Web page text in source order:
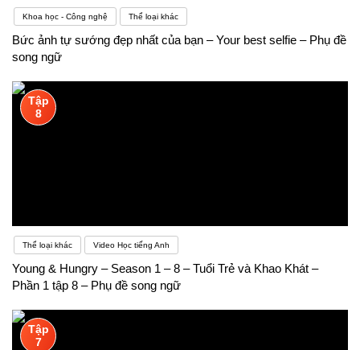
Khoa học - Công nghệ Thể loại khác
Bức ảnh tự sướng đẹp nhất của bạn – Your best selfie – Phụ đề
song ngữ
Tập
8
Thể loại khác Video Học tiếng Anh
Young & Hungry – Season 1 – 8 – Tuổi Trẻ và Khao Khát –
Phần 1 tập 8 – Phụ đề song ngữ
Tập
7